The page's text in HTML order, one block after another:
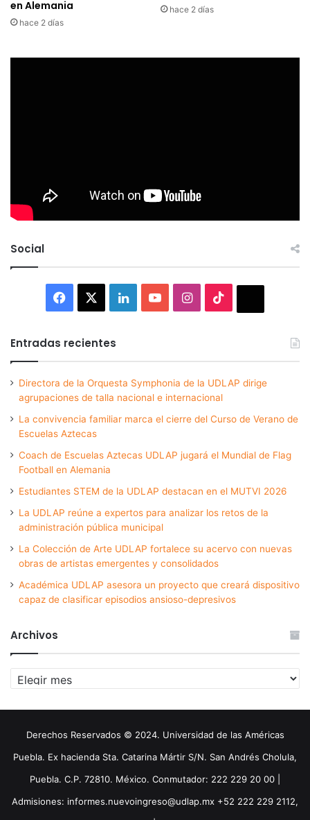
en Alemania
hace 2 días
hace 2 días
Social
Facebook LinkedInYouTubeInstagram
Entradas recientes
Directora de la Orquesta Symphonia de la UDLAP dirige
agrupaciones de talla nacional e internacional
La convivencia familiar marca el cierre del Curso de Verano de
Escuelas Aztecas
Coach de Escuelas Aztecas UDLAP jugará el Mundial de Flag
Football en Alemania
Estudiantes STEM de la UDLAP destacan en el MUTVI 2026
La UDLAP reúne a expertos para analizar los retos de la
administración pública municipal
La Colección de Arte UDLAP fortalece su acervo con nuevas
obras de artistas emergentes y consolidados
Académica UDLAP asesora un proyecto que creará dispositivo
capaz de clasificar episodios ansioso-depresivos
Archivos
Archivos
Derechos Reservados © 2024. Universidad de las Américas
Puebla. Ex hacienda Sta. Catarina Mártir S/N. San Andrés Cholula,
Puebla. C.P. 72810. México. Conmutador: 222 229 20 00 |
Admisiones: informes.nuevoingreso@udlap.mx +52 222 229 2112,